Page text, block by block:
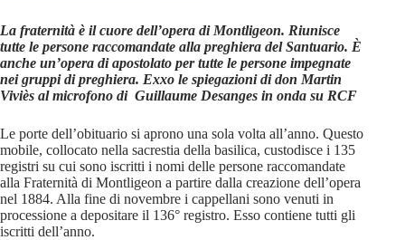
La fraternità è il cuore dell’opera di Montligeon. Riunisce
tutte le persone raccomandate alla preghiera del Santuario. È
anche un’opera di apostolato per tutte le persone impegnate
nei gruppi di preghiera. Exxo le spiegazioni di don Martin
Viviès al microfono di Guillaume Desanges in onda su RCF
Le porte dell’obituario si aprono una sola volta all’anno. Questo
mobile, collocato nella sacrestia della basilica, custodisce i 135
registri su cui sono iscritti i nomi delle persone raccomandate
alla Fraternità di Montligeon a partire dalla creazione dell’opera
nel 1884. Alla fine di novembre i cappellani sono venuti in
processione a depositare il 136° registro. Esso contiene tutti gli
iscritti dell’anno.